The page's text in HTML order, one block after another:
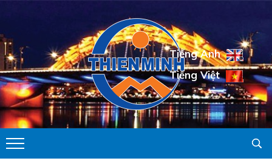
Tiếng Anh
Tiếng Việt